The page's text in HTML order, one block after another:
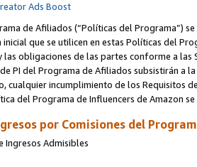
Ads Boost
de Afiliados (“Políticas del Programa”)
que se utilicen en estas Políticas del
las obligaciones de las partes conforme a
de PI del Programa de Afiliados subsistirán
cualquier incumplimiento de los Requisitos
del Programa de Influencers de Amazon
por Comisiones del
Ingresos Admisibles